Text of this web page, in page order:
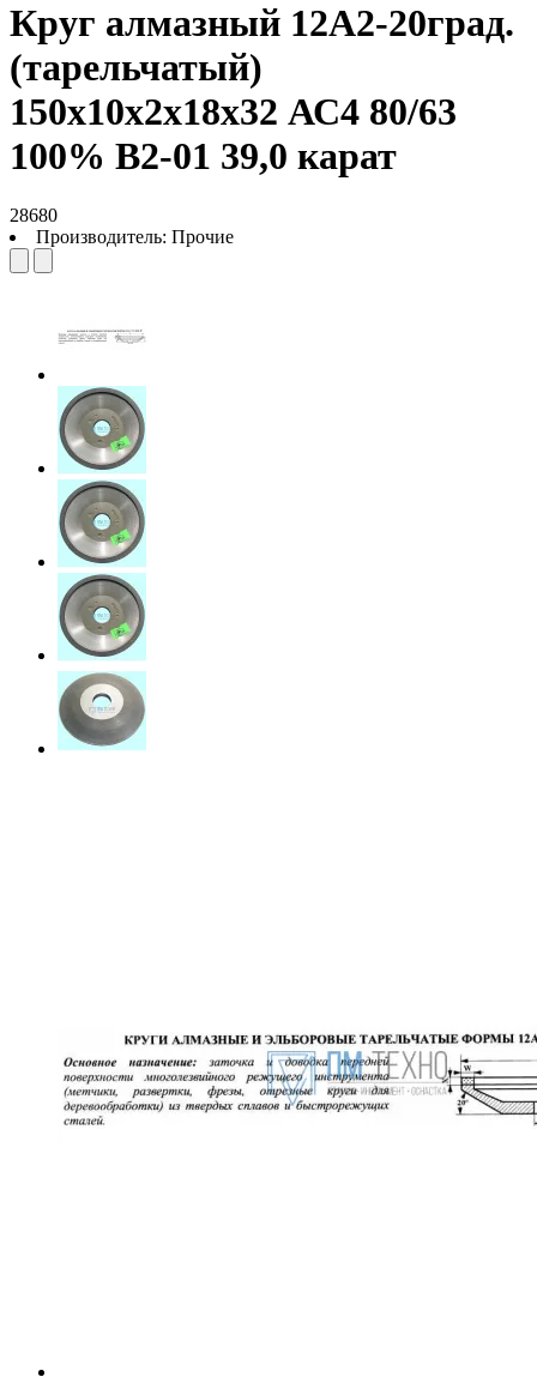
Круг алмазный 12А2-20град.
(тарельчатый)
150х10х2х18х32 АС4 80/63
100% В2-01 39,0 карат
28680
Производитель: Прочие